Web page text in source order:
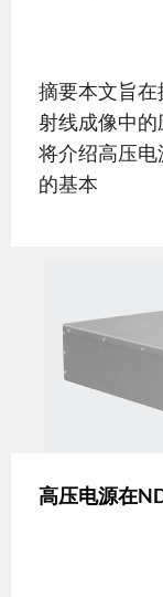
摘要本文旨
射线成像中
将介绍高压
的基本
高压电源在